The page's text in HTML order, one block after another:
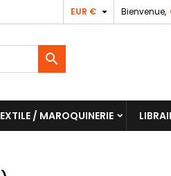
Bienvenue,
EUR € 

/ MAROQUINERIE